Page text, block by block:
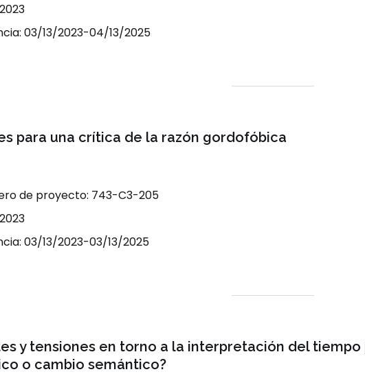
03/13/2023-04/13/2025
para una crítica de la razón gordofóbica
de proyecto: 743-C3-205
03/13/2023-03/13/2025
y tensiones en torno a la interpretación del
o cambio semántico?